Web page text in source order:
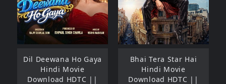
Dil Deewana Ho Gaya
Hindi Movie
Download HDTC ||
Bhai Tera Star Hai
Hindi Movie
Download HDTC ||